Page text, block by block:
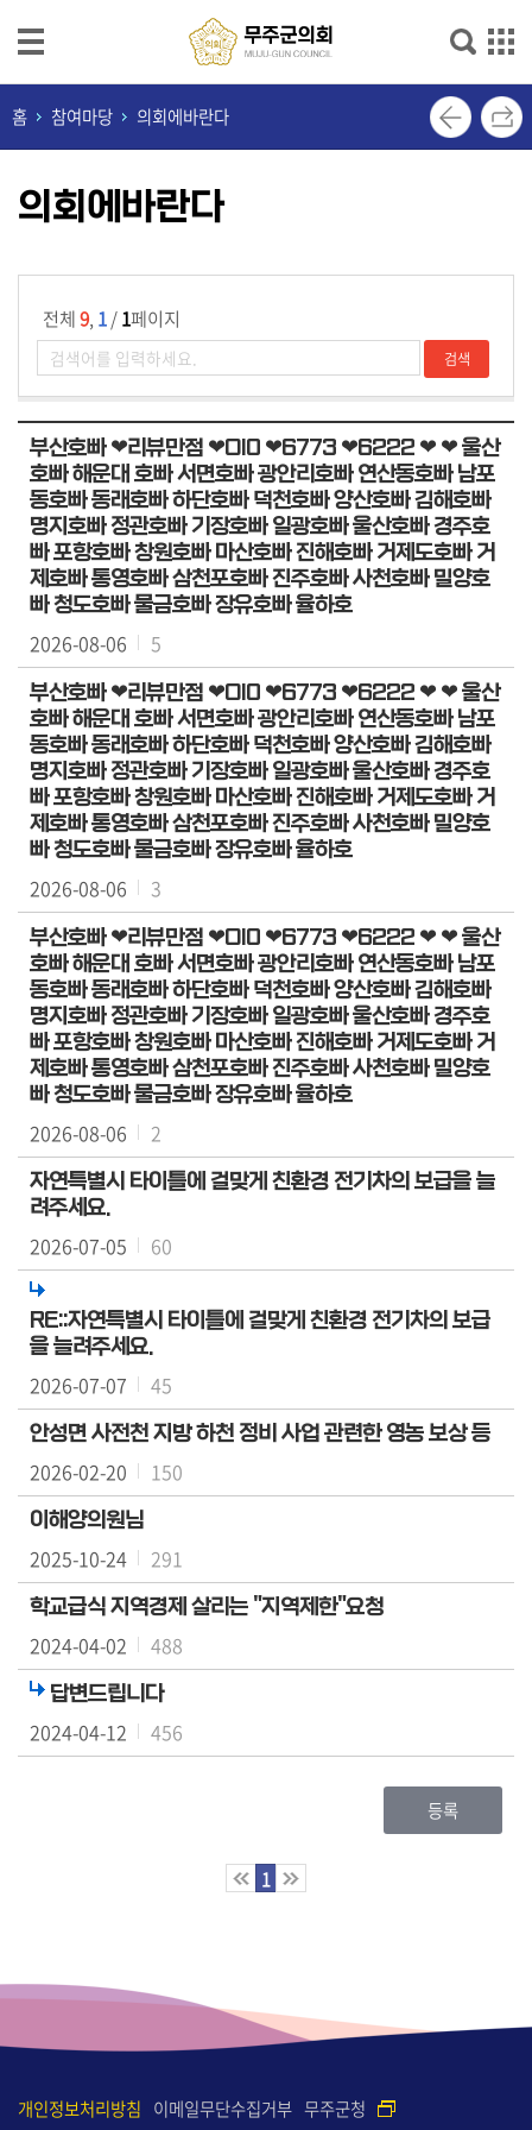
본문으로 바로가기
메인메뉴 바로가기
의
회
내
기
능
의
원
소
개
의
회
소
식
회
의
록
검
색
의
회
자
료
실
참
여
마
당
이
용
안
내
정
보
공
개
홈 참여마당 의회에바란다
의회에바란다
전체9, 1/1페이지
부산호빠 ❤리뷰만점 ❤OI0 ❤6773 ❤6222 ❤ ❤ 울산
호빠 해운대 호빠 서면호빠 광안리호빠 연산동호빠 남포
동호빠 동래호빠 하단호빠 덕천호빠 양산호빠 김해호빠
명지호빠 정관호빠 기장호빠 일광호빠 울산호빠 경주호
빠 포항호빠 창원호빠 마산호빠 진해호빠 거제도호빠 거
제호빠 통영호빠 삼천포호빠 진주호빠 사천호빠 밀양호
빠 청도호빠 물금호빠 장유호빠 율하호
2026-08-06 5
부산호빠 ❤리뷰만점 ❤OI0 ❤6773 ❤6222 ❤ ❤ 울산
호빠 해운대 호빠 서면호빠 광안리호빠 연산동호빠 남포
동호빠 동래호빠 하단호빠 덕천호빠 양산호빠 김해호빠
명지호빠 정관호빠 기장호빠 일광호빠 울산호빠 경주호
빠 포항호빠 창원호빠 마산호빠 진해호빠 거제도호빠 거
제호빠 통영호빠 삼천포호빠 진주호빠 사천호빠 밀양호
빠 청도호빠 물금호빠 장유호빠 율하호
2026-08-06 3
부산호빠 ❤리뷰만점 ❤OI0 ❤6773 ❤6222 ❤ ❤ 울산
호빠 해운대 호빠 서면호빠 광안리호빠 연산동호빠 남포
동호빠 동래호빠 하단호빠 덕천호빠 양산호빠 김해호빠
명지호빠 정관호빠 기장호빠 일광호빠 울산호빠 경주호
빠 포항호빠 창원호빠 마산호빠 진해호빠 거제도호빠 거
제호빠 통영호빠 삼천포호빠 진주호빠 사천호빠 밀양호
빠 청도호빠 물금호빠 장유호빠 율하호
2026-08-06 2
자연특별시 타이틀에 걸맞게 친환경 전기차의 보급을 늘
려주세요.
2026-07-05 60
RE::자연특별시 타이틀에 걸맞게 친환경 전기차의 보급
을 늘려주세요.
2026-07-07 45
안성면 사전천 지방 하천 정비 사업 관련한 영농 보상 등
2026-02-20 150
이해양의원님
2025-10-24 291
학교급식 지역경제 살리는 "지역제한"요청
2024-04-02 488
답변드립니다
2024-04-12 456
등록
1
개인정보처리방침 이메일무단수집거부 무주군청